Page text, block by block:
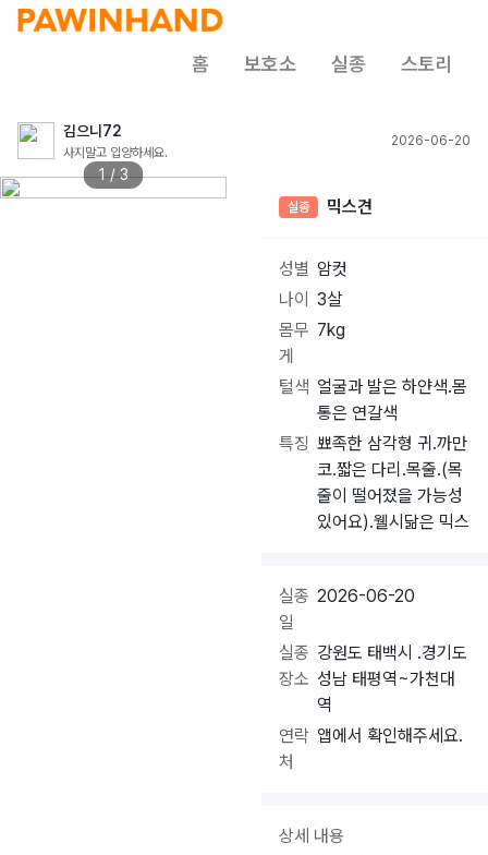
홈 보호소 실종 스토리
김으니72
사지말고 입양하세요.
2026-06-20
1 / 3
실종 믹스견
성별 암컷
나이
3살
몸무
게
7kg
털색 얼굴과 발은 하얀색.몸
통은 연갈색
특징 뾰족한 삼각형 귀.까만
코.짧은 다리.목줄.(목
줄이 떨어졌을 가능성
있어요).웰시닮은 믹스
실종
일
2026-06-20
실종
장소
강원도 태백시 .경기도
성남 태평역~가천대
역
연락
처
앱에서 확인해주세요.
상세 내용